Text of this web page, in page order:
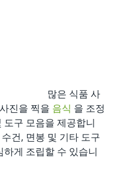
많은 식품 사
진을 찍을 음식 을 조정
구 모음을 제공합니
건, 면봉 및 기타 도구
게 조립할 수 있습니